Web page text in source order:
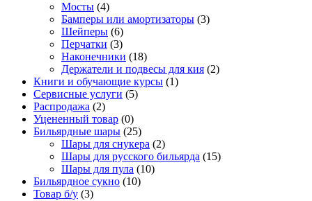
Мосты (4)
Бамперы или амортизаторы (3)
Шейперы (6)
Перчатки (3)
Наконечники (18)
Держатели и подвесы для кия (2)
Книги и обучающие курсы (1)
Сервисные услуги (5)
Распродажа (2)
Уцененный товар (0)
Бильярдные шары (25)
Шары для снукера (2)
Шары для русского бильярда (15)
Шары для пула (10)
Бильярдное сукно (10)
Товар б/у (3)